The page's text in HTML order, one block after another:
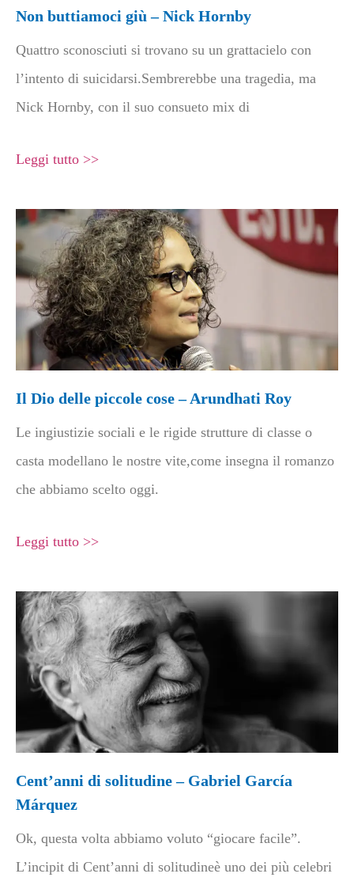
Non buttiamoci giù – Nick Hornby
Quattro sconosciuti si trovano su un grattacielo con
l’intento di suicidarsi.Sembrerebbe una tragedia, ma
Nick Hornby, con il suo consueto mix di
Leggi tutto >>
Il Dio delle piccole cose – Arundhati Roy
Le ingiustizie sociali e le rigide strutture di classe o
casta modellano le nostre vite,come insegna il romanzo
che abbiamo scelto oggi.
Leggi tutto >>
Cent’anni di solitudine – Gabriel García
Márquez
Ok, questa volta abbiamo voluto “giocare facile”.
L’incipit di Cent’anni di solitudineè uno dei più celebri